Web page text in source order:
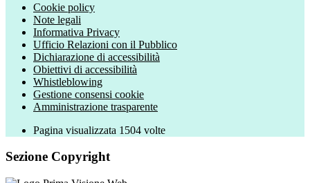
Cookie policy
Note legali
Informativa Privacy
Ufficio Relazioni con il Pubblico
Dichiarazione di accessibilità
Obiettivi di accessibilità
Whistleblowing
Gestione consensi cookie
Amministrazione trasparente
Pagina visualizzata 1504 volte
Sezione Copyright